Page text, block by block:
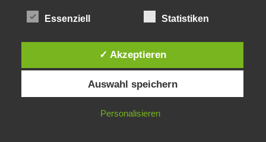
Mittelalter
Mystery
Norwegen
Diese Website verwendet Cookies. Durch die weitere Nutzung dieser
Website stimmst du der Verwendung von Cookies zu.
IN ORDNUNG
Essenziell Statistiken
✓ Akzeptieren
Auswahl speichern
Personalisieren